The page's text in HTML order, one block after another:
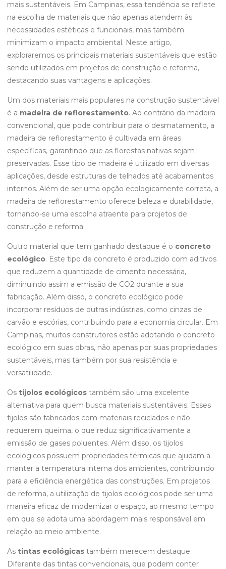
mais sustentáveis. Em Campinas, essa tendência se reflete
na escolha de materiais que não apenas atendem às
necessidades estéticas e funcionais, mas também
minimizam o impacto ambiental. Neste artigo,
exploraremos os principais materiais sustentáveis que estão
sendo utilizados em projetos de construção e reforma,
destacando suas vantagens e aplicações.
Um dos materiais mais populares na construção sustentável
é a madeira de reflorestamento. Ao contrário da madeira
convencional, que pode contribuir para o desmatamento, a
madeira de reflorestamento é cultivada em áreas
específicas, garantindo que as florestas nativas sejam
preservadas. Esse tipo de madeira é utilizado em diversas
aplicações, desde estruturas de telhados até acabamentos
internos. Além de ser uma opção ecologicamente correta, a
madeira de reflorestamento oferece beleza e durabilidade,
tornando-se uma escolha atraente para projetos de
construção e reforma.
Outro material que tem ganhado destaque é o concreto
ecológico. Este tipo de concreto é produzido com aditivos
que reduzem a quantidade de cimento necessária,
diminuindo assim a emissão de CO2 durante a sua
fabricação. Além disso, o concreto ecológico pode
incorporar resíduos de outras indústrias, como cinzas de
carvão e escórias, contribuindo para a economia circular. Em
Campinas, muitos construtores estão adotando o concreto
ecológico em suas obras, não apenas por suas propriedades
sustentáveis, mas também por sua resistência e
versatilidade.
Os tijolos ecológicos também são uma excelente
alternativa para quem busca materiais sustentáveis. Esses
tijolos são fabricados com materiais reciclados e não
requerem queima, o que reduz significativamente a
emissão de gases poluentes. Além disso, os tijolos
ecológicos possuem propriedades térmicas que ajudam a
manter a temperatura interna dos ambientes, contribuindo
para a eficiência energética das construções. Em projetos
de reforma, a utilização de tijolos ecológicos pode ser uma
maneira eficaz de modernizar o espaço, ao mesmo tempo
em que se adota uma abordagem mais responsável em
relação ao meio ambiente.
As tintas ecológicas também merecem destaque.
Diferente das tintas convencionais, que podem conter